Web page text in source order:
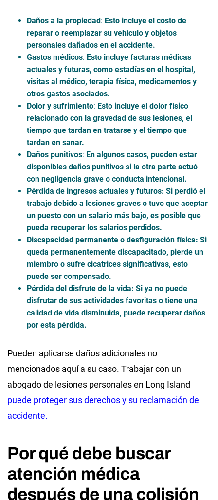
Daños a la propiedad: Esto incluye el costo de
reparar o reemplazar su vehículo y objetos
personales dañados en el accidente.
Gastos médicos: Esto incluye facturas médicas
actuales y futuras, como estadías en el hospital,
visitas al médico, terapia física, medicamentos y
otros gastos asociados.
Dolor y sufrimiento: Esto incluye el dolor físico
relacionado con la gravedad de sus lesiones, el
tiempo que tardan en tratarse y el tiempo que
tardan en sanar.
Daños punitivos: En algunos casos, pueden estar
disponibles daños punitivos si la otra parte actuó
con negligencia grave o conducta intencional.
Pérdida de ingresos actuales y futuros: Si perdió el
trabajo debido a lesiones graves o tuvo que aceptar
un puesto con un salario más bajo, es posible que
pueda recuperar los salarios perdidos.
Discapacidad permanente o desfiguración física: Si
queda permanentemente discapacitado, pierde un
miembro o sufre cicatrices significativas, esto
puede ser compensado.
Pérdida del disfrute de la vida: Si ya no puede
disfrutar de sus actividades favoritas o tiene una
calidad de vida disminuida, puede recuperar daños
por esta pérdida.
Pueden aplicarse daños adicionales no
mencionados aquí a su caso. Trabajar con un
abogado de lesiones personales en Long Island
puede proteger sus derechos y su reclamación de
accidente.
Por qué debe buscar
atención médica
después de una colisión